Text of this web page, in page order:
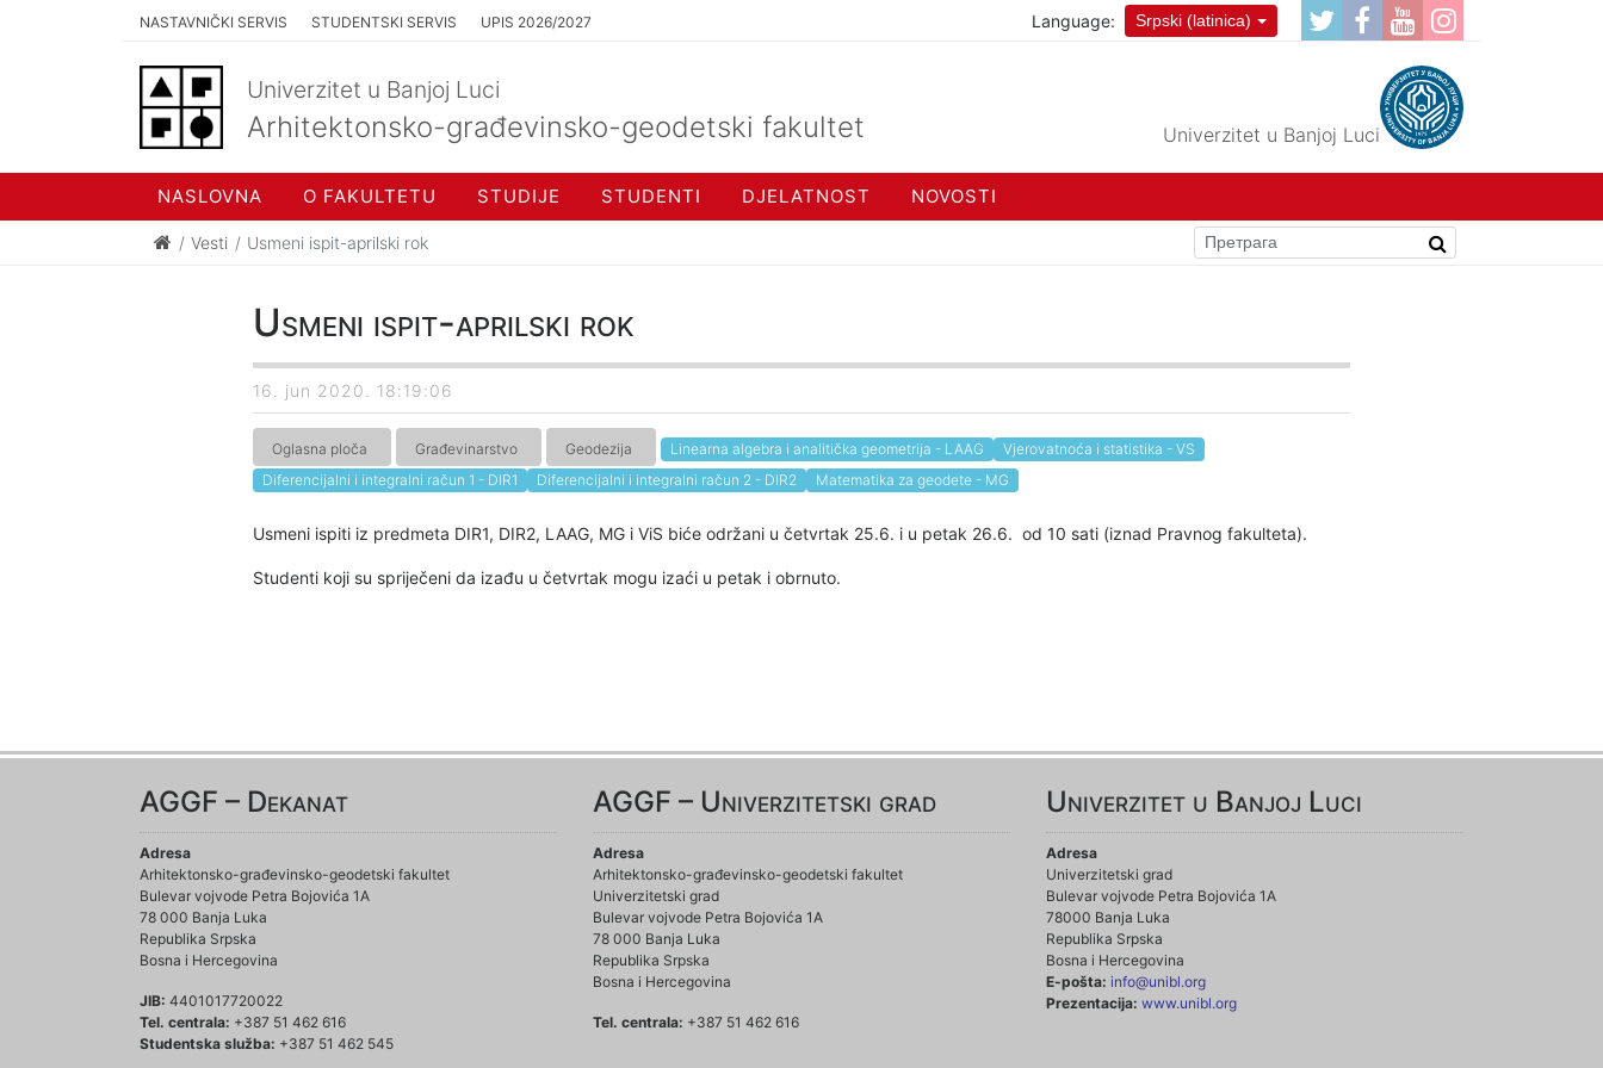
NASTAVNIČKI SERVIS STUDENTSKI SERVIS UPIS 2026/2027 Language: Srpski (latinica)
Univerzitet u Banjoj Luci
Arhitektonsko-građevinsko-geodetski fakultet Univerzitet u Banjoj Luci
NASLOVNA O FAKULTETU STUDIJE STUDENTI DJELATNOST NOVOSTI
Vesti Usmeni ispit-aprilski rok
Usmeni ispit-aprilski rok
16. jun 2020. 18:19:06
Oglasna ploča Građevinarstvo Geodezija Linearna algebra i analitička geometrija - LAAG
Vjerovatnoća i statistika - VS
Diferencijalni i integralni račun 1 - DIR1
Diferencijalni i integralni račun 2 - DIR2 Matematika za geodete - MG
Usmeni ispiti iz predmeta DIR1, DIR2, LAAG, MG i ViS biće održani u četvrtak 25.6. i u petak 26.6. od 10 sati (iznad Pravnog fakulteta).
Studenti koji su spriječeni da izađu u četvrtak mogu izaći u petak i obrnuto.
AGGF – Dekanat
Adresa
Arhitektonsko-građevinsko-geodetski fakultet
Bulevar vojvode Petra Bojovića 1A
78 000 Banja Luka
Republika Srpska
Bosna i Hercegovina
JIB: 4401017720022
Tel. centrala: +387 51 462 616
Studentska služba: +387 51 462 545
AGGF – Univerzitetski grad
Adresa
Arhitektonsko-građevinsko-geodetski fakultet
Univerzitetski grad
Bulevar vojvode Petra Bojovića 1A
78 000 Banja Luka
Republika Srpska
Bosna i Hercegovina
Tel. centrala: +387 51 462 616
Univerzitet u Banjoj Luci
Adresa
Univerzitetski grad
Bulevar vojvode Petra Bojovića 1A
78000 Banja Luka
Republika Srpska
Bosna i Hercegovina
E-pošta: info@unibl.org
Prezentacija: www.unibl.org